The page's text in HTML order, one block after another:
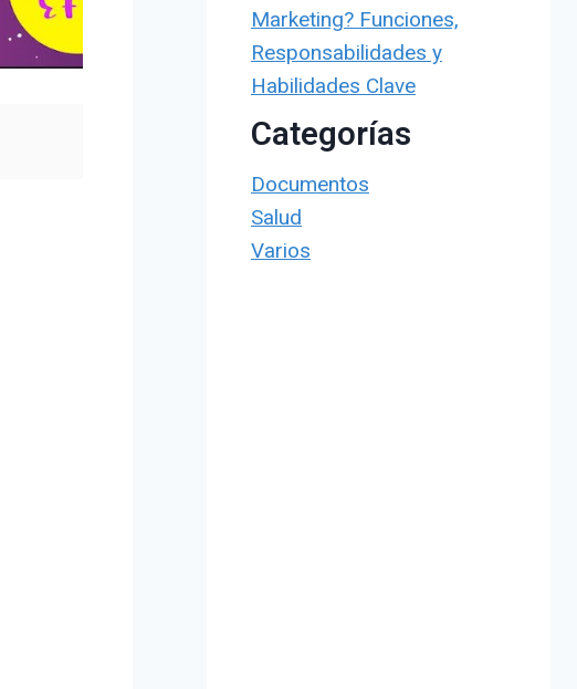
Marketing? Funciones,
Responsabilidades y
Habilidades Clave
Categorías
Documentos
Salud
Varios